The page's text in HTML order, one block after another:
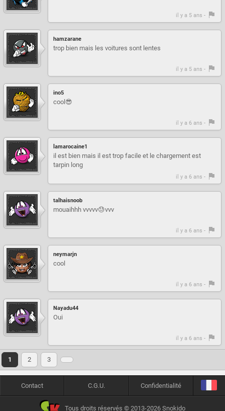
il y a 5 ans -
hamzarane
trop bien mais les voitures sont lentes
il y a 5 ans -
ino5
cool😎
il y a 6 ans -
lamarocaine1
il est bien mais il est trop facile et le chargement est
tarpin long
il y a 6 ans -
talhaisnoob
mouaihhh vvvvv😓vvv
il y a 6 ans -
neymarjn
cool
il y a 6 ans -
Nayadu44
Oui
il y a 6 ans -
1 2 3
Contact C.G.U. Confidentialité
Tous droits réservés © 2013-2026 Snokido